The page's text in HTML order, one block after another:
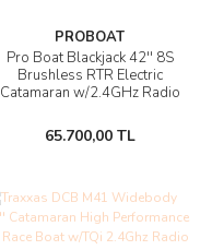
PROBOAT
Pro Boat Blackjack 42'' 8S
Brushless RTR Electric
Catamaran w/2.4GHz Radio
65.700,00 TL